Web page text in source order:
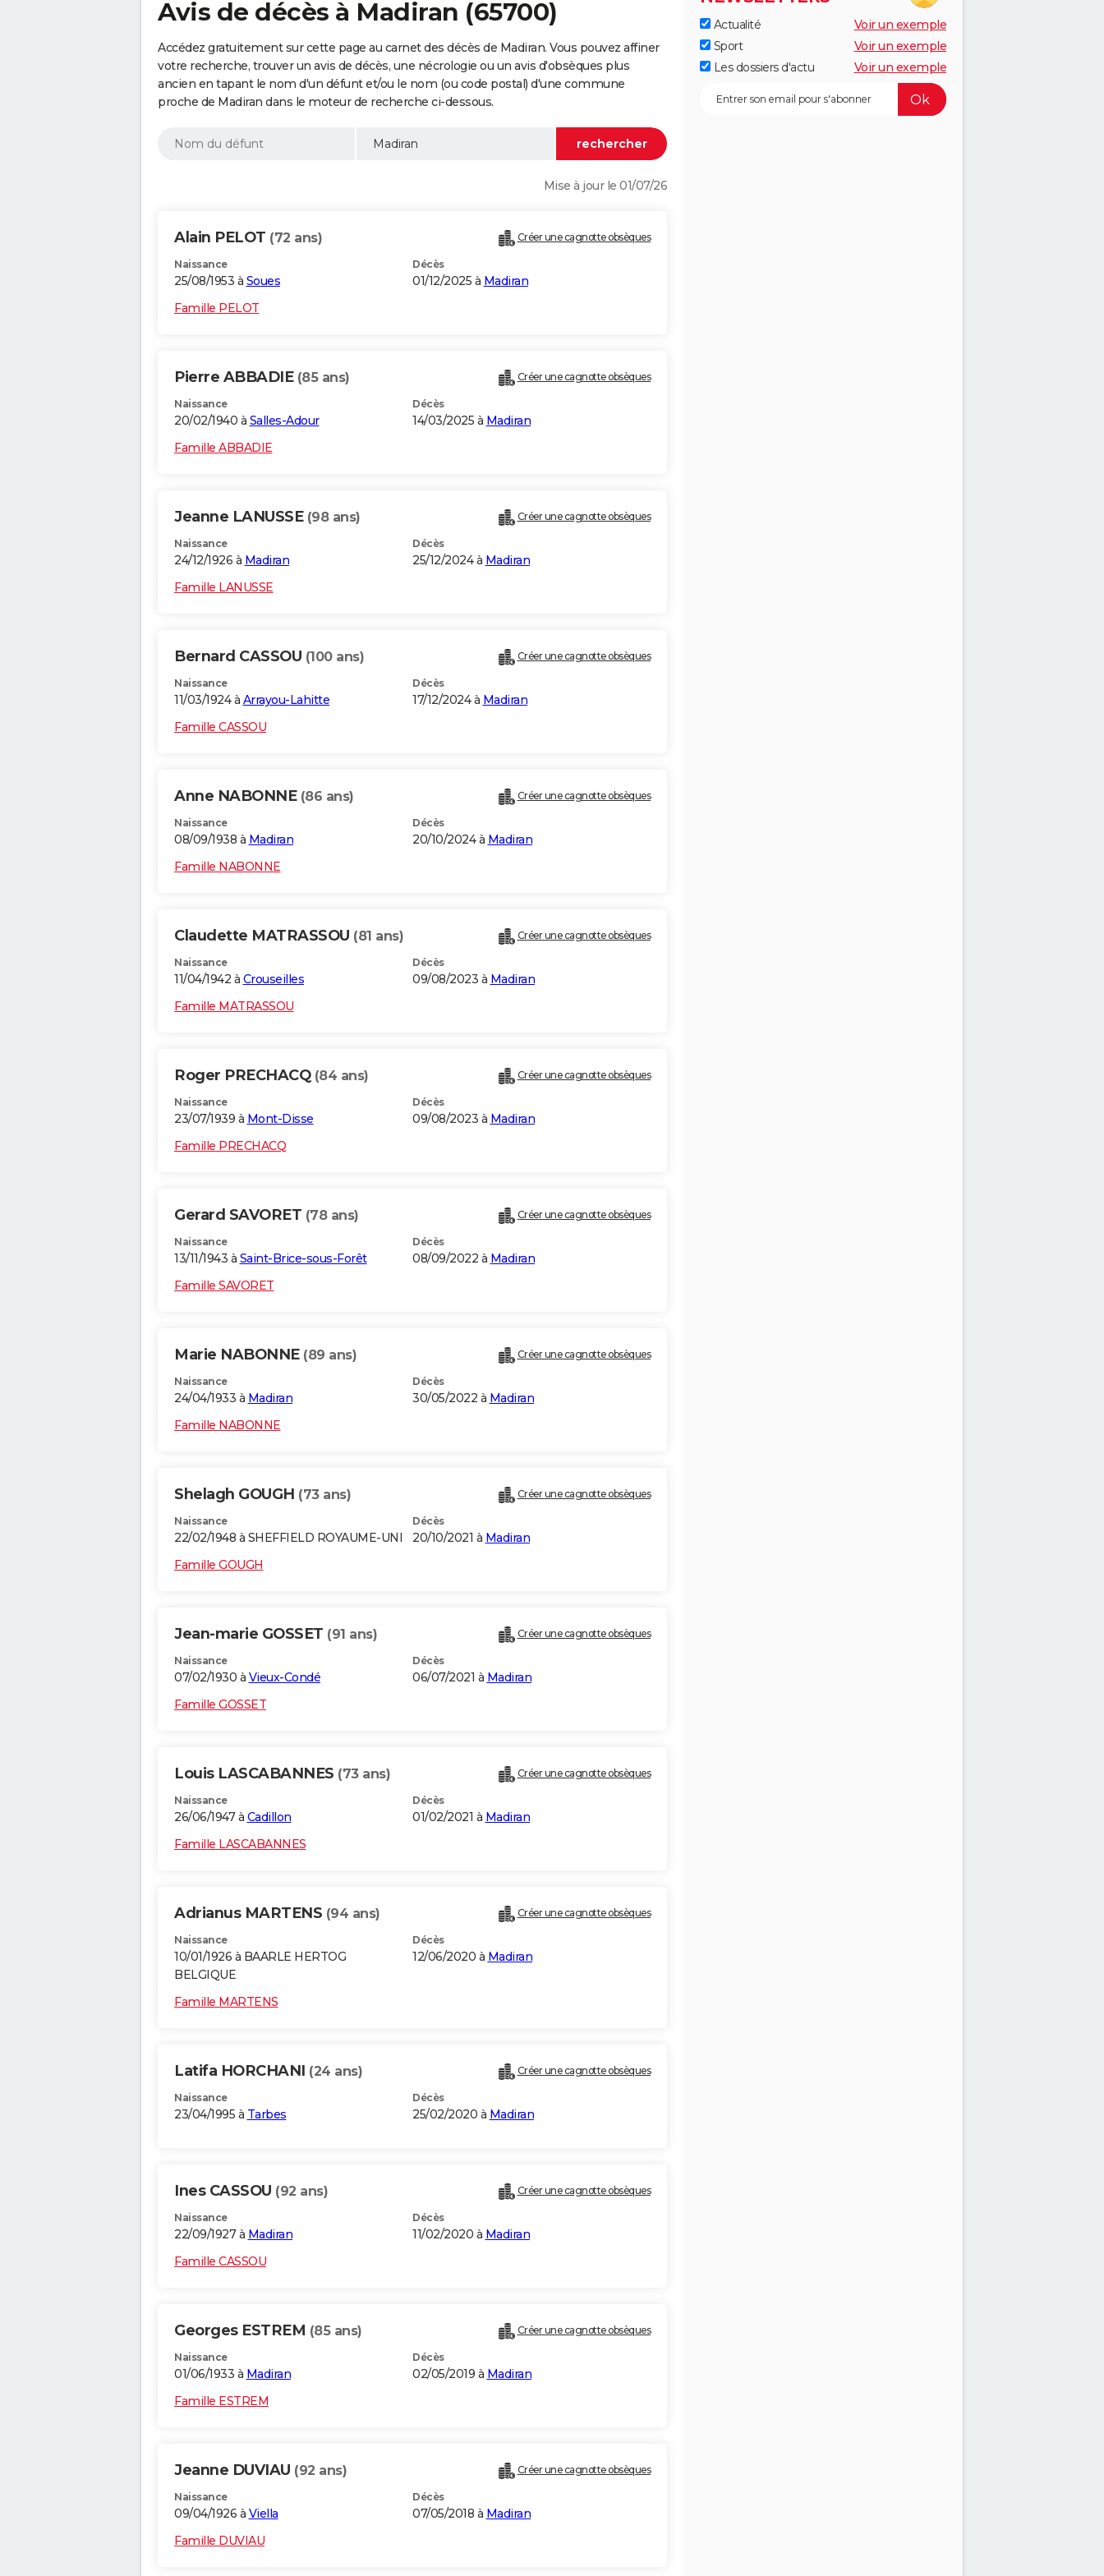
Avis de décès à Madiran (65700)
Accédez gratuitement sur cette page au carnet des décès de Madiran. Vous pouvez affiner
votre recherche, trouver un avis de décès, une nécrologie ou un avis d'obsèques plus
ancien en tapant le nom d'un défunt et/ou le nom (ou code postal) d'une commune
proche de Madiran dans le moteur de recherche ci-dessous.
Mise à jour le 01/07/26
Alain PELOT (72 ans) Créer une cagnotte obsèques
Naissance
25/08/1953 à Soues
Décès
01/12/2025 à Madiran
Famille PELOT
Pierre ABBADIE (85 ans) Créer une cagnotte obsèques
Naissance
20/02/1940 à Salles-Adour
Décès
14/03/2025 à Madiran
Famille ABBADIE
Jeanne LANUSSE (98 ans) Créer une cagnotte obsèques
Naissance
24/12/1926 à Madiran
Décès
25/12/2024 à Madiran
Famille LANUSSE
Bernard CASSOU (100 ans) Créer une cagnotte obsèques
Naissance
11/03/1924 à Arrayou-Lahitte
Décès
17/12/2024 à Madiran
Famille CASSOU
Anne NABONNE (86 ans) Créer une cagnotte obsèques
Naissance
08/09/1938 à Madiran
Décès
20/10/2024 à Madiran
Famille NABONNE
Claudette MATRASSOU (81 ans) Créer une cagnotte obsèques
Naissance
11/04/1942 à Crouseilles
Décès
09/08/2023 à Madiran
Famille MATRASSOU
Roger PRECHACQ (84 ans) Créer une cagnotte obsèques
Naissance
23/07/1939 à Mont-Disse
Décès
09/08/2023 à Madiran
Famille PRECHACQ
Gerard SAVORET (78 ans) Créer une cagnotte obsèques
Naissance
13/11/1943 à Saint-Brice-sous-Forêt
Décès
08/09/2022 à Madiran
Famille SAVORET
Marie NABONNE (89 ans) Créer une cagnotte obsèques
Naissance
24/04/1933 à Madiran
Décès
30/05/2022 à Madiran
Famille NABONNE
Shelagh GOUGH (73 ans) Créer une cagnotte obsèques
Naissance
22/02/1948 à SHEFFIELD ROYAUME-UNI
Décès
20/10/2021 à Madiran
Famille GOUGH
Jean-marie GOSSET (91 ans) Créer une cagnotte obsèques
Naissance
07/02/1930 à Vieux-Condé
Décès
06/07/2021 à Madiran
Famille GOSSET
Louis LASCABANNES (73 ans) Créer une cagnotte obsèques
Naissance
26/06/1947 à Cadillon
Décès
01/02/2021 à Madiran
Famille LASCABANNES
Adrianus MARTENS (94 ans) Créer une cagnotte obsèques
Naissance
10/01/1926 à BAARLE HERTOG
BELGIQUE
Décès
12/06/2020 à Madiran
Famille MARTENS
Latifa HORCHANI (24 ans) Créer une cagnotte obsèques
Naissance
23/04/1995 à Tarbes
Décès
25/02/2020 à Madiran
Ines CASSOU (92 ans) Créer une cagnotte obsèques
Naissance
22/09/1927 à Madiran
Décès
11/02/2020 à Madiran
Famille CASSOU
Georges ESTREM (85 ans) Créer une cagnotte obsèques
Naissance
01/06/1933 à Madiran
Décès
02/05/2019 à Madiran
Famille ESTREM
Jeanne DUVIAU (92 ans) Créer une cagnotte obsèques
Naissance
09/04/1926 à Viella
Décès
07/05/2018 à Madiran
Famille DUVIAU
Actualité
Voir un exemple
Sport
Voir un exemple
Les dossiers d'actu
Voir un exemple